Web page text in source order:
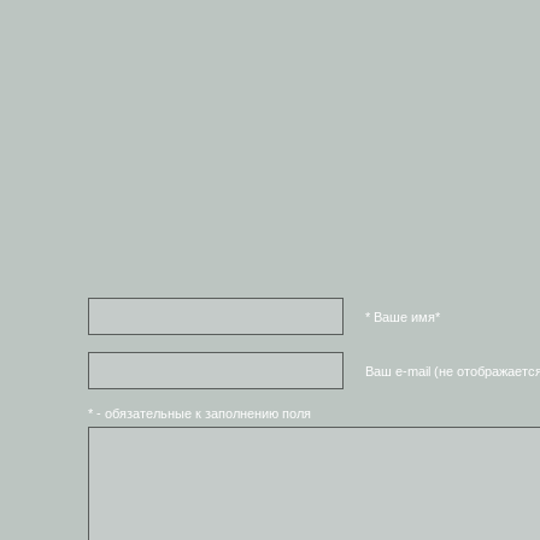
* Ваше имя*
Ваш e-mail (не
* - обязательные к заполнению поля